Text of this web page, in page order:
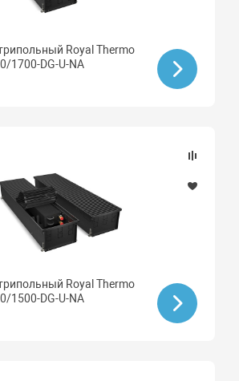
Royal Thermo
1700-DG-U-NA
Royal Thermo
1500-DG-U-NA